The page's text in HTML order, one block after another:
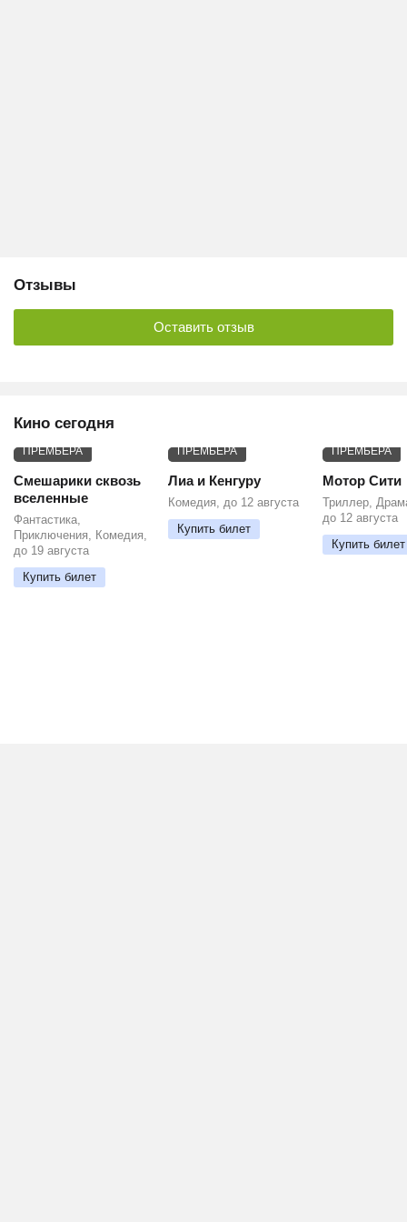
Отзывы
Оставить отзыв
Кино сегодня
ПРЕМЬЕРА
Смешарики сквозь
вселенные
Фантастика,
Приключения, Комедия,
до 19 августа
Купить билет
ПРЕМЬЕРА
Лиа и Кенгуру
Комедия, до 12 августа
Купить билет
ПРЕМЬЕРА
Мотор Сити
Триллер,
до 12 августа
Купить билет